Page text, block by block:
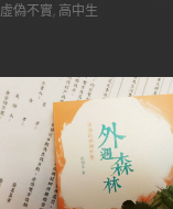
虛偽不實, 高中生